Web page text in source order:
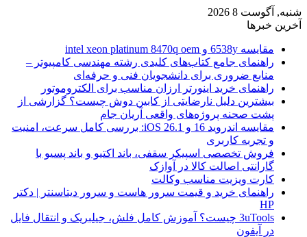
شنبه, آگوست 8 2026
آخرین خبرها
مقایسه 6538y و intel xeon platinum 8470q oem
راهنمای جامع کتاب‌های کلیدی رشته مهندسی کامپیوتر –
منابع ضروری برای دانشجویان فنی و حرفه‌ای
راهنمای خرید اینورتر ارزان مناسب برای الکتروموتور
بیشترین دلیل نارضایتی از کابین دوش چیست؟ گزارشی از
پشت صحنه پروژه‌های واقعی آریان جام
مقایسه اندروید 16 و iOS 26.1: بررسی کامل سرعت، امنیت
و تجربه کاربری
فروش تخصصی اسپیکر سقفی، باند اکتیو و باند پسیو با
گارانتی اصالت کالا در آوازک
کارت ویزیت مناسب وکالت
راهنمای خرید و قیمت سرور هاست و سرور دیتاسنتر | دکتر
HP
3uTools چیست؟ آموزش کامل فلش، جیلبریک و انتقال فایل
در آیفون